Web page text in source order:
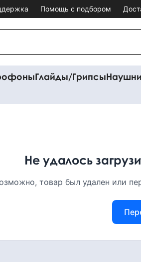
Помощь с подбором
Глайды/Грипсы
Не удалось
товар был удален или